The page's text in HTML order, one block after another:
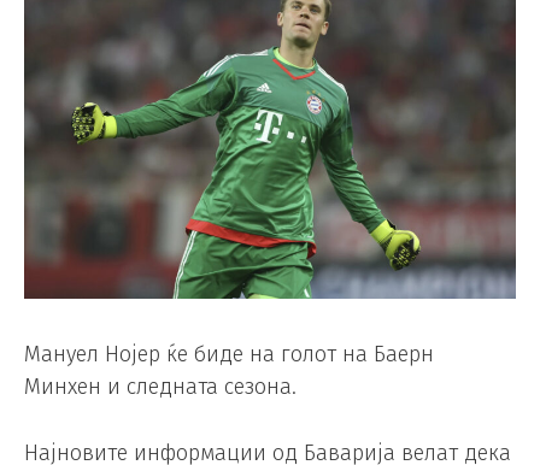
Мануел Нојер ќе биде на голот на Баерн
Минхен и следната сезона.
Најновите информации од Баварија велат дека